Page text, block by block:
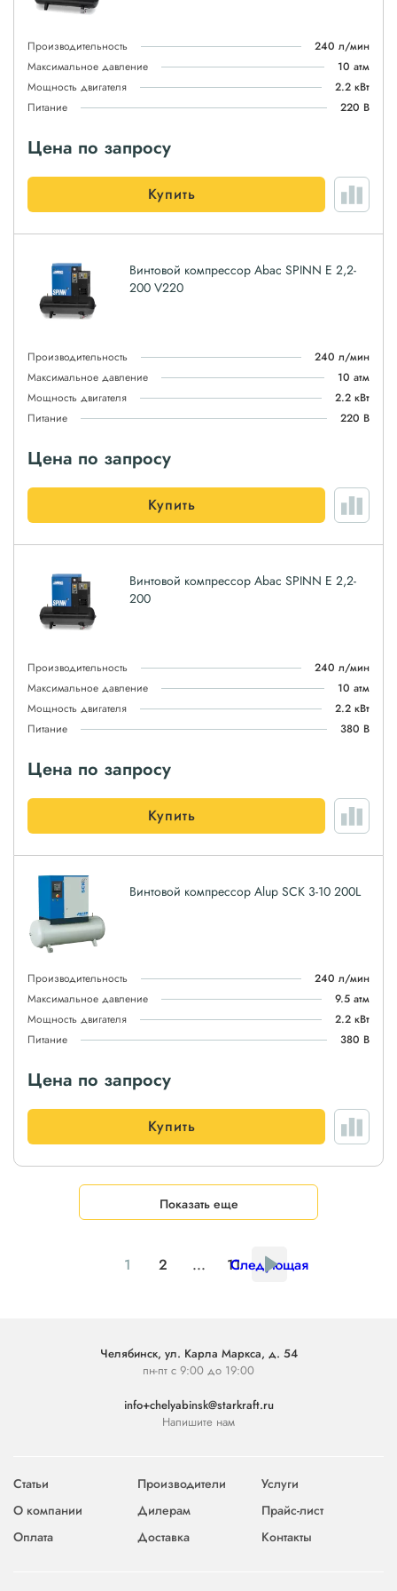
Производительность
240 л/мин
Максимальное давление
10 атм
Мощность двигателя
2.2 кВт
Питание
220 В
Цена по запросу
Купить
Винтовой компрессор Abac SPINN E 2,2-
200 V220
Производительность
240 л/мин
Максимальное давление
10 атм
Мощность двигателя
2.2 кВт
Питание
220 В
Цена по запросу
Купить
Винтовой компрессор Abac SPINN E 2,2-
200
Производительность
240 л/мин
Максимальное давление
10 атм
Мощность двигателя
2.2 кВт
Питание
380 В
Цена по запросу
Купить
Винтовой компрессор Alup SCK 3-10 200L
Производительность
240 л/мин
Максимальное давление
9.5 атм
Мощность двигателя
2.2 кВт
Питание
380 В
Цена по запросу
Купить
Показать еще
1 2 ... 11
Следующая
Челябинск, ул. Карла Маркса, д. 54
пн-пт с 9:00 до 19:00
info+chelyabinsk@starkraft.ru
Напишите нам
Статьи Производители
Услуги
О компании
Дилерам
Прайс-лист
Оплата
Доставка Контакты